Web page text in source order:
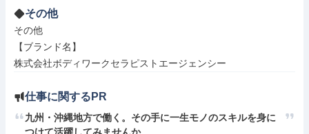
その他
その他
【ブランド名】
株式会社ボディワークセラピストエージェンシー
仕事に関するPR
九州・沖縄地方で働く。その手に一生モノのスキルを身に